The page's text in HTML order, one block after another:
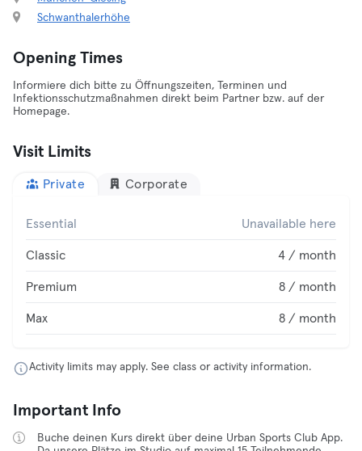
Schwanthalerhöhe
Opening Times
Informiere dich bitte zu Öffnungszeiten, Terminen und
Infektionsschutzmaßnahmen direkt beim Partner bzw. auf der
Homepage.
Visit Limits
Private Corporate
Essential Unavailable here
Classic 4 / month
Premium 8 / month
Max 8 / month
Activity limits may apply. See class or activity information.
Important Info
Buche deinen Kurs direkt über deine Urban Sports Club App.